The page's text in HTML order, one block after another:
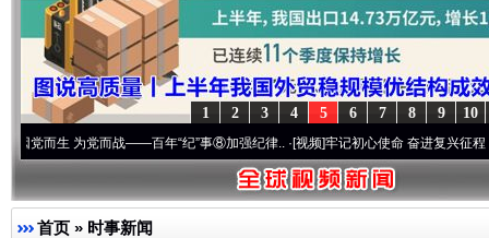
10
9
8
7
6
5
4
3
2
1
为党而战——百年“纪”事⑧加强纪律..·[视频]牢记初心使命 奋进复兴征程丨“转折之城
首页 » 时事新闻